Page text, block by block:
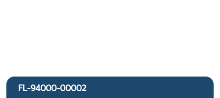
FL-94000-00002